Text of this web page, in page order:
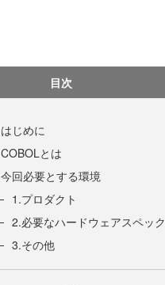
目次
はじめに
COBOLとは
今回必要とする環境
1.プロダクト
2.必要なハードウェアスペック
3.その他